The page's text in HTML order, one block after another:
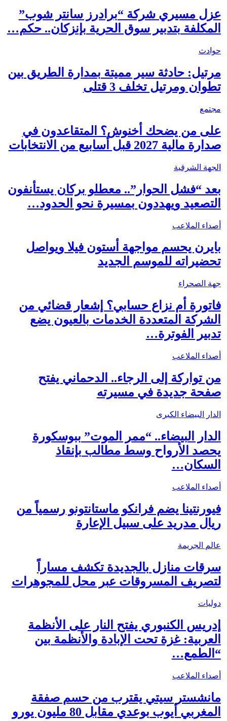
عزل مسيري شركة “برادرز سانتر شوب”
المكلفة بتدبير سوق الحرية بإنزكان.. حكم…
حوادث
مرتيل: حادثة سير مميتة بمدارة الطريق بين
تطوان ومرتيل تخلف 3 قتلى
مجتمع
على من يضحك أخنوش؟ المتقاعدون في
صدارة مالية 2027 قبل أسابيع من الانتخابات
الجهة الشرقية
بعد “فشل الحوار”.. معطلو بركان يستأنفون
التصعيد ويهددون بمسيرة نحو الحدود…
أصداء الملاعب
بايرن يحسم مواجهة أستون فيلا ويواصل
تحضيراته للموسم الجديد
جهة الصحراء
فاتورة أم نزاع حسابي؟ إشعار قضائي من
الشركة المتعددة الخدمات بالعيون يضع
تدبير الفوترة…
أصداء الملاعب
من تواركة إلى الرجاء.. الدحماني يفتح
صفحة جديدة في مسيرته
الدار البيضاء الكبرى
الدار البيضاء.. “ممر الموت” ببوسكورة
يحصد الأرواح وسط مطالب بإنقاذ
السكان…
أصداء الملاعب
فيورنتينا يضم فرانكو ماستانتونو رسمياً من
ريال مدريد على سبيل الإعارة
عالم الجريمة
سرقات منازل بالجديدة تكشف مساراً
لتصريف المسروقات عبر محل للمجوهرات
دوليات
إدريس الكنبوري يفتح النار على الأنظمة
العربية: غزة تحت الإبادة والأنظمة بين
“الطمع…
أصداء الملاعب
مانشستر سيتي يقترب من حسم صفقة
المغربي أيوب بوعدي مقابل 80 مليون يورو